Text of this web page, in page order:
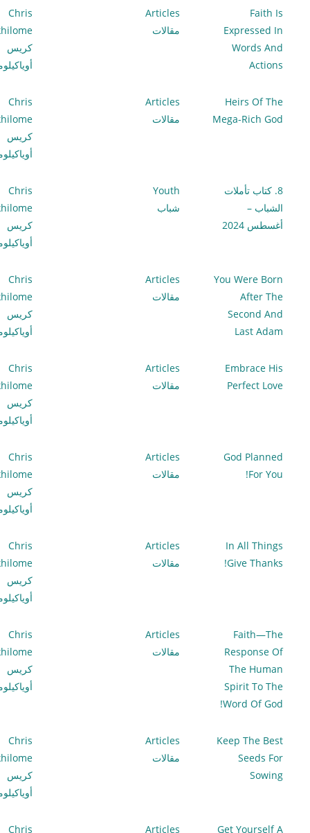
Faith Is
Expressed In
Words And
Actions
Articles
مقالات
Chris
كريس
Heirs Of The
Mega-Rich God
Articles
مقالات
Chris
كريس
8. كتاب تأملات
الشباب –
أغسطس 2024
Youth
شباب
Chris
كريس
You Were Born
After The
Second And
Last Adam
Articles
مقالات
Chris
كريس
Embrace His
Perfect Love
Articles
مقالات
Chris
كريس
God Planned
For You!
Articles
مقالات
Chris
كريس
In All Things
Give Thanks!
Articles
مقالات
Chris
كريس
Faith—The
Response Of
The Human
Spirit To The
Word Of God!
Articles
مقالات
Chris
كريس
Keep The Best
Seeds For
Sowing
Articles
مقالات
Chris
كريس
Get Yourself A
Articles
Chris